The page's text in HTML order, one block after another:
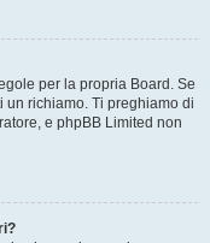
per la propria Board. Se
un richiamo. Ti preghiamo di
e phpBB Limited non